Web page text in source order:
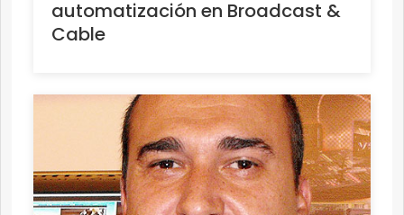
automatización en Broadcast &
Cable